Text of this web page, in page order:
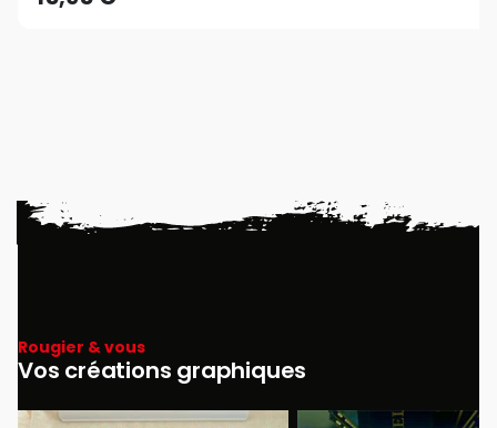
Rougier & vous
Vos créations graphiques